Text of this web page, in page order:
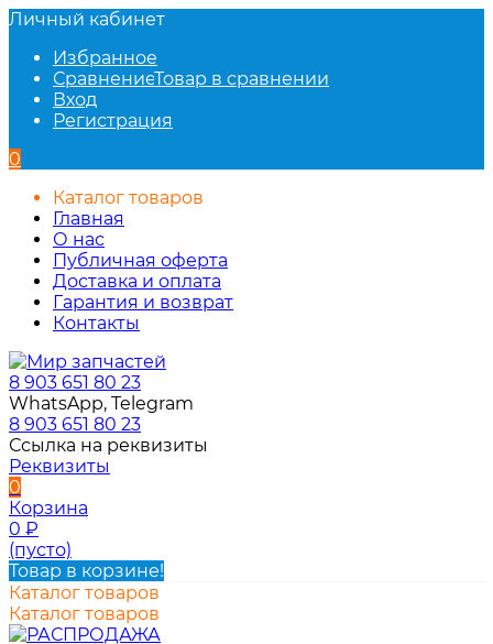
Личный кабинет
Избранное
СравнениеТовар в сравнении
Вход
Регистрация
0
Каталог товаров
Главная
О нас
Публичная оферта
Доставка и оплата
Гарантия и возврат
Контакты
8 903 651 80 23
WhatsApp, Telegram
8 903 651 80 23
Ссылка на реквизиты
Реквизиты
0
Корзина
0 ₽
(пусто)
Товар в корзине!
Каталог товаров
Каталог товаров